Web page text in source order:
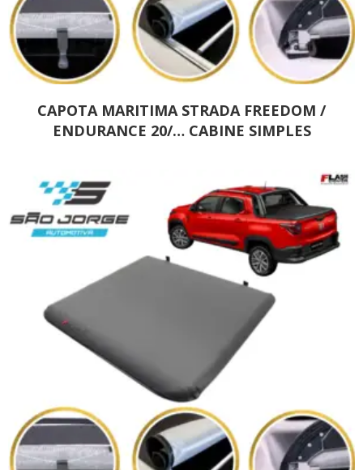
CAPOTA MARITIMA STRADA FREEDOM /
ENDURANCE 20/… CABINE SIMPLES